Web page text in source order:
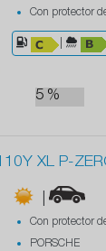
Con protector
5 %
XL P-
|
Con protector
PORSCHE